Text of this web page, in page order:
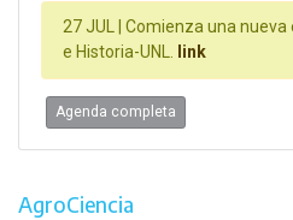
27 JUL | Comienza una nueva
e Historia-UNL. link
Agenda completa
AgroCiencia